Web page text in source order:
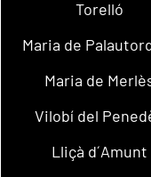
Torelló
Maria de
Maria de
Vilobí del
Lliçà d´Amunt